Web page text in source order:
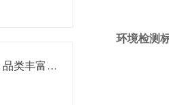
普西奥杂质对照品：品类丰富，覆盖主流药物
环境检测